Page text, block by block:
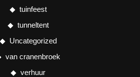
tuinfeest
tunneltent
Uncategorized
van cranenbroek
verhuur